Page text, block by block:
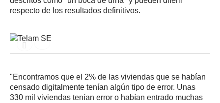
respecto de los resultados definitivos.
"Encontramos que el 2% de las viviendas que se habían
censado digitalmente tenían algún tipo de error. Unas
330 mil viviendas tenían error o habían entrado muchas